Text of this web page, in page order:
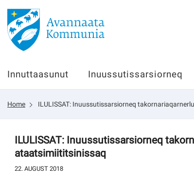
Innuttaasunut
Inuussutissarsiorneq
Politikki
Tassaarsuaq
Innuttaasunut Inuussutissarsiorneq
Home ILULISSAT: Inuussutissarsiorneq
ILULISSAT: Inuussutissarsiorneq
ataatsimiititsinissaq
22. AUGUST 2018